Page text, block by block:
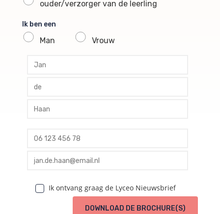
ouder/verzorger van de leerling
Ik ben een
Man Vrouw
profile voornaam
profile tussenvoegsel
profile achternaam
profile telefoon
profile email
Ik ontvang graag de Lyceo Nieuwsbrief
DOWNLOAD DE BROCHURE(S)